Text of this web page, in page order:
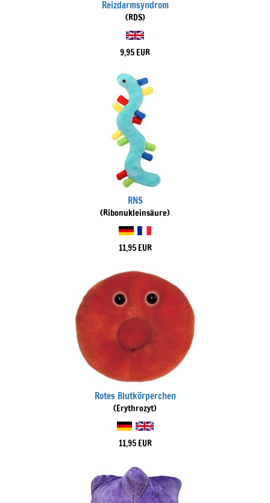
Reizdarmsyndrom
(RDS)
9,95 EUR
RNS
(Ribonukleinsäure)
11,95 EUR
Rotes Blutkörperchen
(Erythrozyt)
11,95 EUR